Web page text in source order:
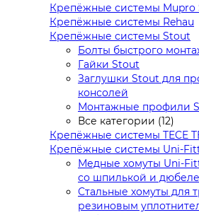
Крепёжные системы Mupro
Крепёжные системы Rehau
Крепёжные системы Stout
Болты быстрого
Гайки Stout
Заглушки Stout для
консолей
Монтажные профили
Все категории (12)
Крепёжные системы TECE
Крепёжные системы Uni-
Медные хомуты Uni-
со шпилькой и
Стальные хомуты для
резиновым